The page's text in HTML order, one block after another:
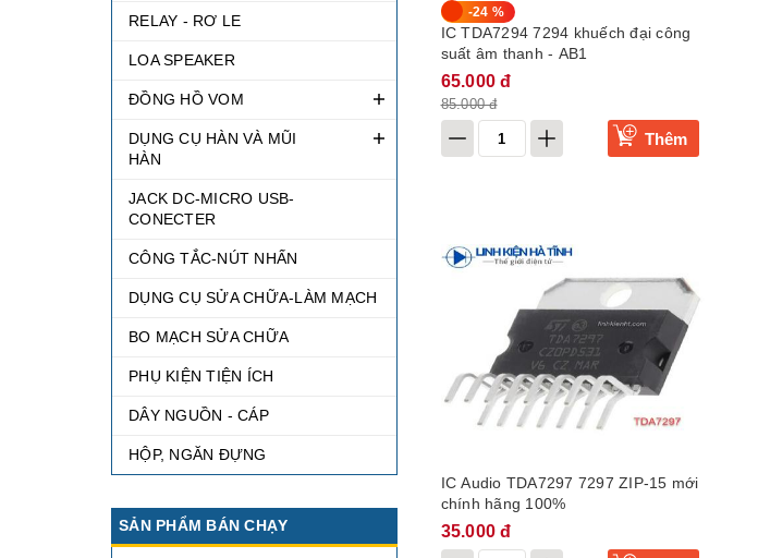
RELAY - RƠ LE
LOA SPEAKER
ĐỒNG HỒ VOM
DỤNG CỤ HÀN VÀ MŨI
HÀN
JACK DC-MICRO USB-
CONECTER
CÔNG TẮC-NÚT NHẤN
DỤNG CỤ SỬA CHỮA-LÀM MẠCH
BO MẠCH SỬA CHỮA
PHỤ KIỆN TIỆN ÍCH
DÂY NGUỒN - CÁP
HỘP, NGĂN ĐỰNG
SẢN PHẨM BÁN CHẠY
-24 %
IC TDA7294 7294 khuếch đại công
suất âm thanh - AB1
65.000 đ
85.000 đ
Thêm
IC Audio TDA7297 7297 ZIP-15 mới
chính hãng 100%
35.000 đ